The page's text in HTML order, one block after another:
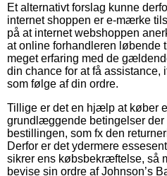
Et alternativt forslag kunne
internet shoppen er e-mærke
på at internet webshoppen
at online forhandleren løbende
meget erfaring med de
din chance for at få assistance,
som følge af din ordre.
Tillige er det en hjælp at køber
grundlæggende betingelser der
bestillingen, som fx den
Derfor er det ydermere
sikrer ens købsbekræftelse, så
bevise sin ordre af Johnson’s